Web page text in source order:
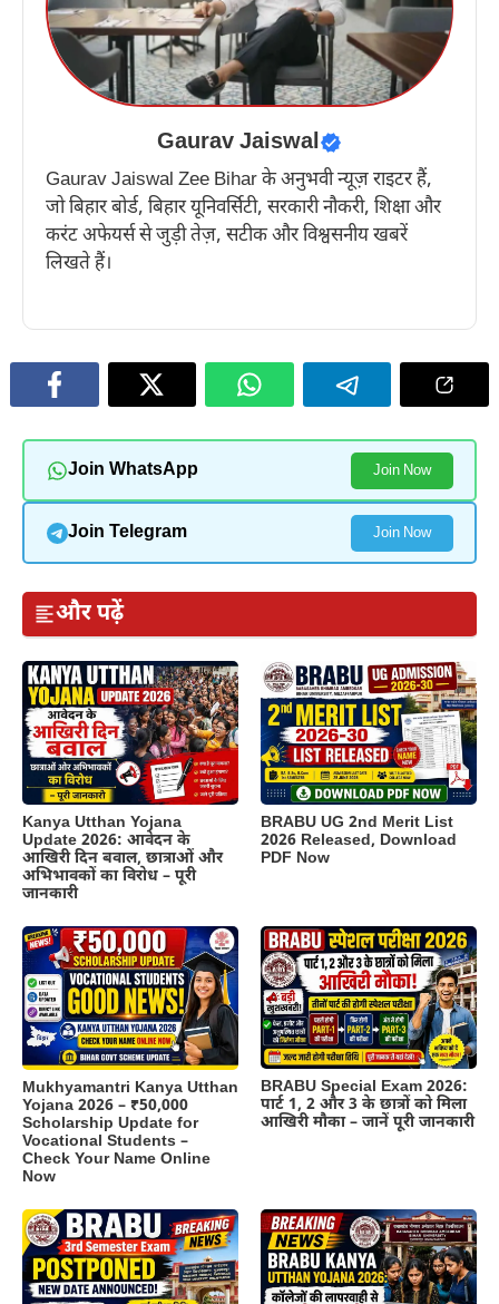
Gaurav Jaiswal
Gaurav Jaiswal Zee Bihar के अनुभवी न्यूज़ राइटर हैं,
जो बिहार बोर्ड, बिहार यूनिवर्सिटी, सरकारी नौकरी, शिक्षा और
करंट अफेयर्स से जुड़ी तेज़, सटीक और विश्वसनीय खबरें
लिखते हैं।
Join WhatsApp Join Now
Join Telegram Join Now
और पढ़ें
Kanya Utthan Yojana
Update 2026: आवेदन के
आखिरी दिन बवाल, छात्राओं और
अभिभावकों का विरोध – पूरी
जानकारी
BRABU UG 2nd Merit List
2026 Released, Download
PDF Now
Mukhyamantri Kanya Utthan
Yojana 2026 – ₹50,000
Scholarship Update for
Vocational Students –
Check Your Name Online
Now
BRABU Special Exam 2026:
पार्ट 1, 2 और 3 के छात्रों को मिला
आखिरी मौका – जानें पूरी जानकारी